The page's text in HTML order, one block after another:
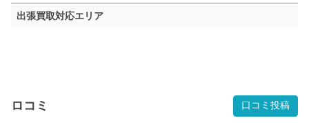
出張買取対応エリア
ロコミ 口コミ投稿